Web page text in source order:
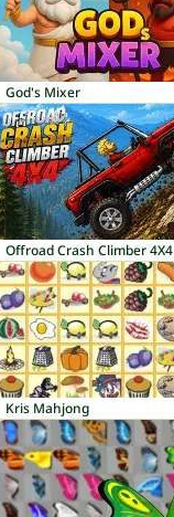
God's Mixer
Offroad Crash Climber 4X4
Kris Mahjong